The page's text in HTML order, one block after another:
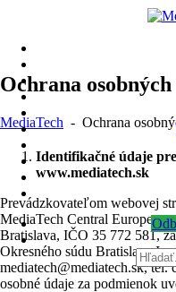
Ochrana
MediaTech - Ochrana
Identifikačné údaje
www.mediatech.sk
Prevádzkovateľom webovej
MediaTech Central Europe,a.
Bratislava, IČO 35 772 581,
Okresného súdu Bratislava I,
mediatech@mediatech.sk, tel.
osobné údaje za podmienok